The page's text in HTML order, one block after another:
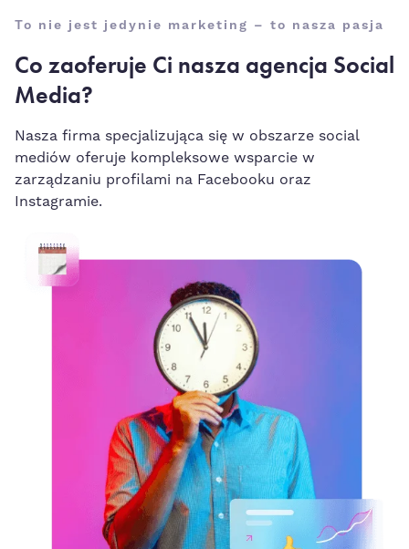
To nie jest jedynie marketing – to nasza pasja
Co zaoferuje Ci nasza agencja Social
Media?
Nasza firma specjalizująca się w obszarze social
mediów oferuje kompleksowe wsparcie w
zarządzaniu profilami na Facebooku oraz
Instagramie.